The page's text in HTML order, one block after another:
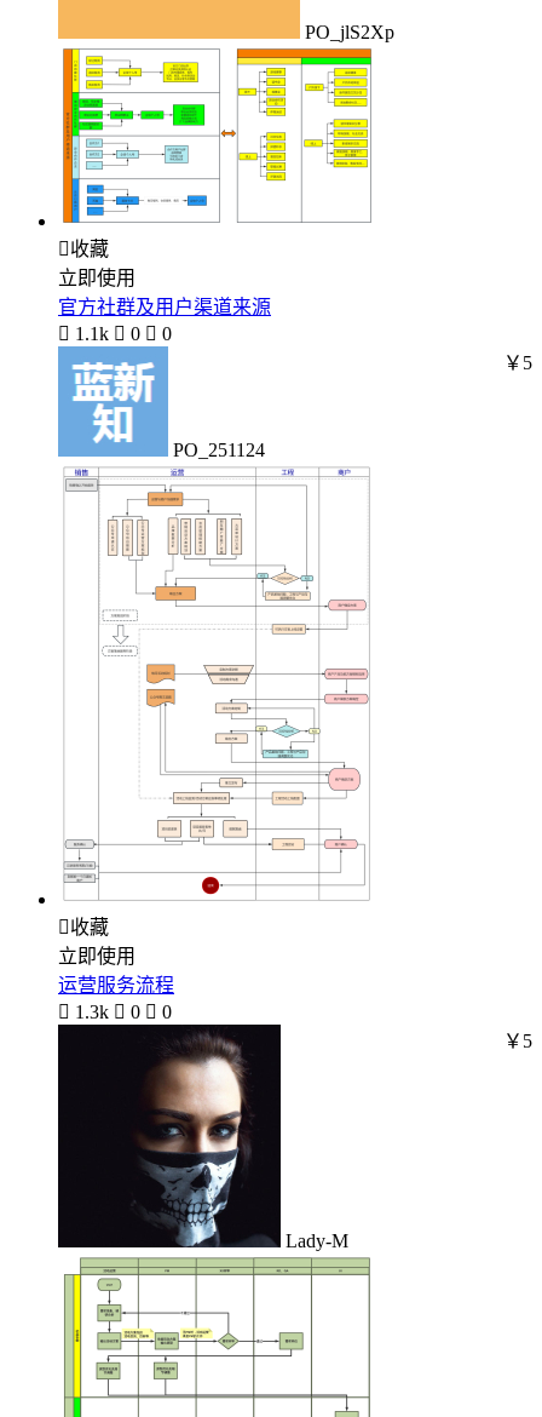
PO_jlS2Xp
收藏
立即使用
官方社群及用户渠道来源
 1.1k  0  0
PO_251124
￥5
收藏
立即使用
运营服务流程
 1.3k  0  0
Lady-M
￥5